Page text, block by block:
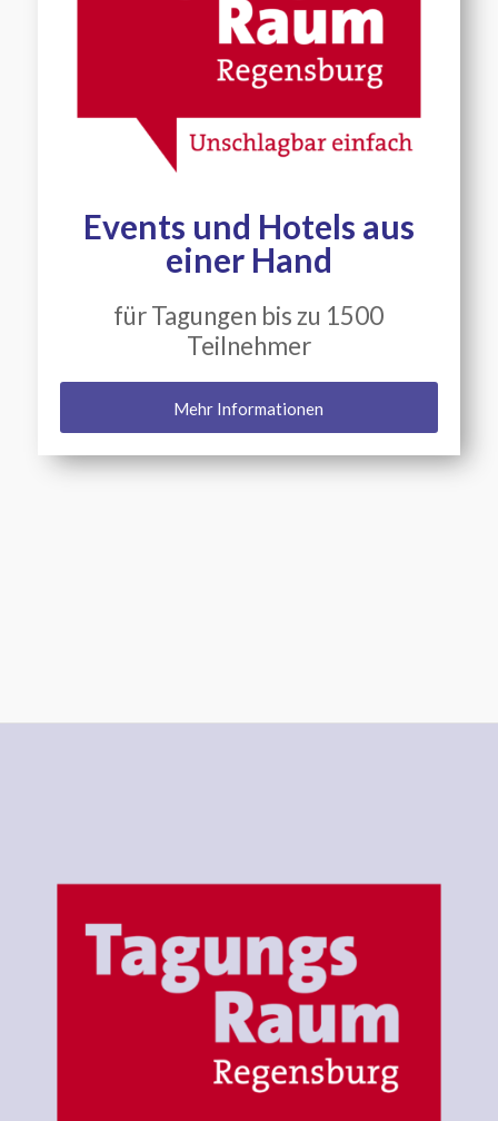
Events und Hotels aus
einer Hand
für Tagungen bis zu 1500
Teilnehmer
Mehr Informationen